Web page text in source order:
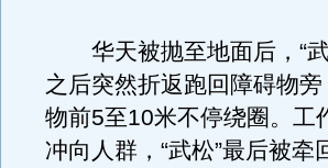
华天被抛至地面后，“武
之后突然折返跑回障碍物
物前5至10米不停绕圈。工
冲向人群，“武松”最后被牵